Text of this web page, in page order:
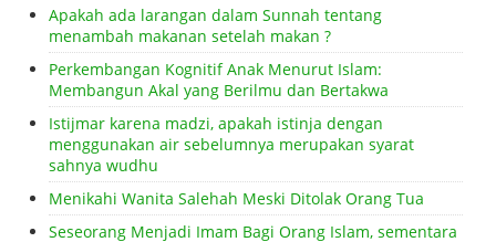
Apakah ada larangan dalam Sunnah tentang
menambah makanan setelah makan ?
Perkembangan Kognitif Anak Menurut Islam:
Membangun Akal yang Berilmu dan Bertakwa
Istijmar karena madzi, apakah istinja dengan
menggunakan air sebelumnya merupakan syarat
sahnya wudhu
Menikahi Wanita Salehah Meski Ditolak Orang Tua
Seseorang Menjadi Imam Bagi Orang Islam, sementara